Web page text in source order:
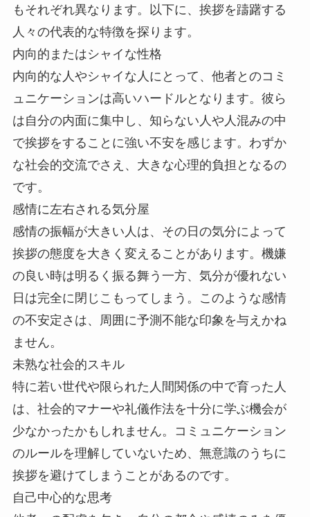
もそれぞれ異なります。以下に、挨拶を躊躇する
人々の代表的な特徴を探ります。
内向的またはシャイな性格
内向的な人やシャイな人にとって、他者とのコミ
ュニケーションは高いハードルとなります。彼ら
は自分の内面に集中し、知らない人や人混みの中
で挨拶をすることに強い不安を感じます。わずか
な社会的交流でさえ、大きな心理的負担となるの
です。
感情に左右される気分屋
感情の振幅が大きい人は、その日の気分によって
挨拶の態度を大きく変えることがあります。機嫌
の良い時は明るく振る舞う一方、気分が優れない
日は完全に閉じこもってしまう。このような感情
の不安定さは、周囲に予測不能な印象を与えかね
ません。
未熟な社会的スキル
特に若い世代や限られた人間関係の中で育った人
は、社会的マナーや礼儀作法を十分に学ぶ機会が
少なかったかもしれません。コミュニケーション
のルールを理解していないため、無意識のうちに
挨拶を避けてしまうことがあるのです。
自己中心的な思考